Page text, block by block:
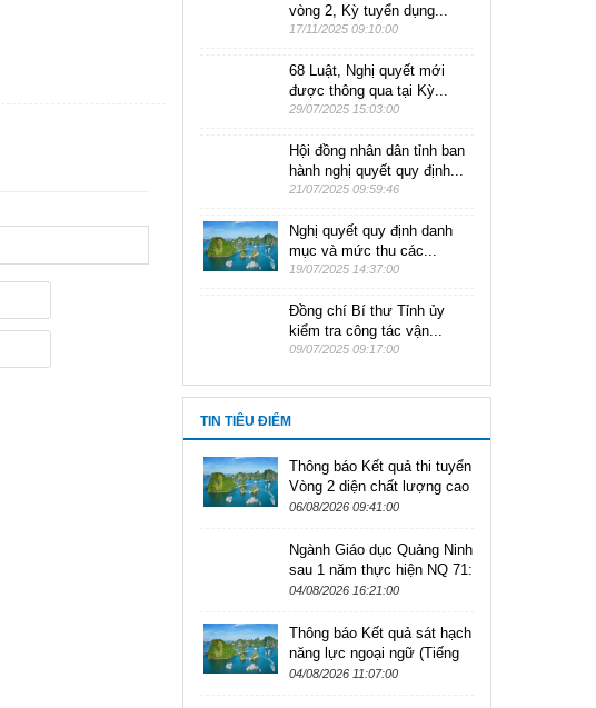
vòng 2, Kỳ tuyển dụng...
17/11/2025 09:10:00
68 Luật, Nghị quyết mới
được thông qua tại Kỳ...
29/07/2025 15:03:00
Hội đồng nhân dân tỉnh ban
hành nghị quyết quy định...
21/07/2025 09:59:46
Nghị quyết quy định danh
mục và mức thu các...
19/07/2025 14:37:00
Đồng chí Bí thư Tỉnh ủy
kiểm tra công tác vận...
09/07/2025 09:17:00
TIN TIÊU ĐIỂM
Thông báo Kết quả thi tuyển
Vòng 2 diện chất lượng cao
theo Nghị định số
dụng...
06/08/2026 09:41:00
Ngành Giáo dục Quảng Ninh
sau 1 năm thực hiện NQ 71:
Nâng tầm chất lượng với
04/08/2026 16:21:00
Thông báo Kết quả sát hạch
năng lực ngoại ngữ (Tiếng
Anh) kỳ tuyển dụng viên
04/08/2026 11:07:00